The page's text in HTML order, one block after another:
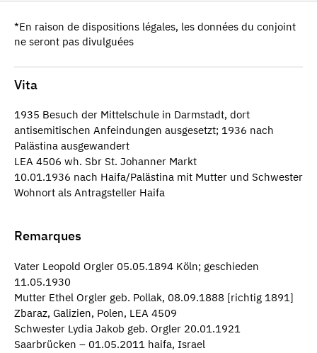
*En raison de dispositions légales, les données du conjoint
ne seront pas divulguées
Vita
1935 Besuch der Mittelschule in Darmstadt, dort
antisemitischen Anfeindungen ausgesetzt; 1936 nach
Palästina ausgewandert
LEA 4506 wh. Sbr St. Johanner Markt
10.01.1936 nach Haifa/Palästina mit Mutter und Schwester
Wohnort als Antragsteller Haifa
Remarques
Vater Leopold Orgler 05.05.1894 Köln; geschieden
11.05.1930
Mutter Ethel Orgler geb. Pollak, 08.09.1888 [richtig 1891]
Zbaraz, Galizien, Polen, LEA 4509
Schwester Lydia Jakob geb. Orgler 20.01.1921
Saarbrücken – 01.05.2011 haifa, Israel